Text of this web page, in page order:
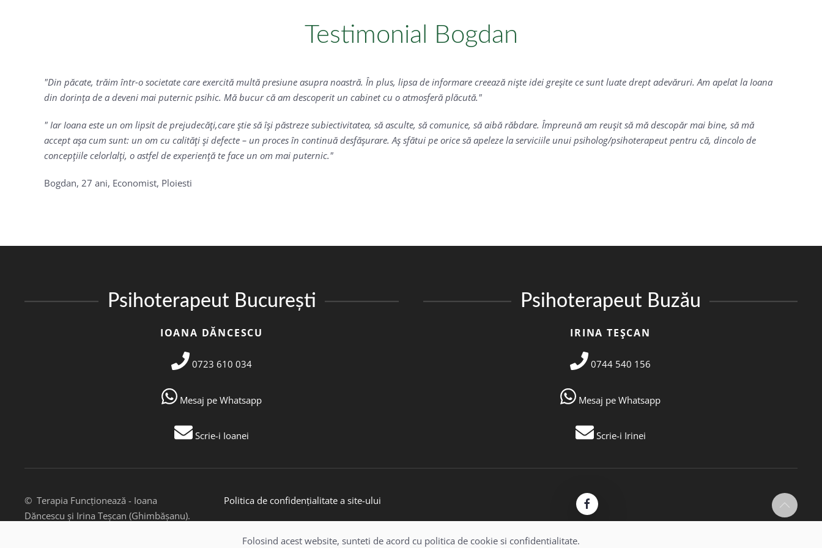
Testimonial Bogdan
Din păcate, trăim într-o societate care exercită multă presiune asupra noastră. În plus, lipsa de informare creează nişte idei greşite ce sunt luate drept adevăruri. Am apelat la Ioana
din dorinţa de a deveni mai puternic psihic. Mă bucur că am descoperit un cabinet cu o atmosferă plăcută.
Iar Ioana este un om lipsit de prejudecăţi,care ştie să îşi păstreze subiectivitatea, să asculte, să comunice, să aibă răbdare. Împreună am reuşit să mă descopăr mai bine, să mă
accept aşa cum sunt: un om cu calităţi şi defecte – un proces în continuă desfăşurare. Aş sfătui pe orice să apeleze la serviciile unui psiholog/psihoterapeut pentru că, dincolo de
concepţiile celorlalţi, o astfel de experienţă te face un om mai puternic.
Bogdan, 27 ani, Economist, Ploiesti
Psihoterapeut București
IOANA DĂNCESCU
0723 610 034
Mesaj pe Whatsapp
Scrie-i Ioanei
Psihoterapeut Buzău
IRINA TEȘCAN
0744 540 156
Mesaj pe Whatsapp
Scrie-i Irinei
© Terapia Funcționează - Ioana
Dăncescu și Irina Teșcan (Ghimbășanu).
Politica de confidențialitate a site-ului
Folosind acest website, sunteti de acord cu politica de cookie si confidentialitate.